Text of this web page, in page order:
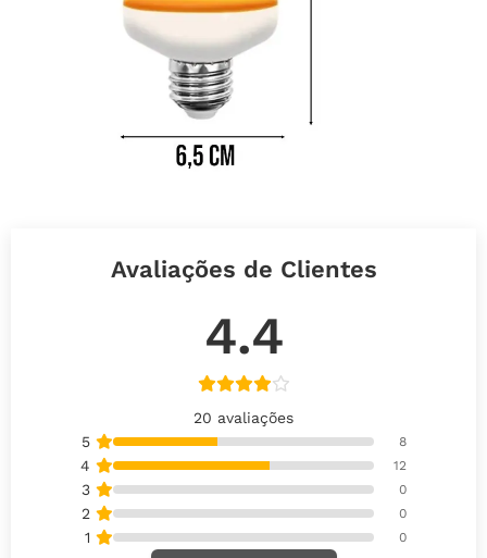
Avaliações de Clientes
4.4
20 avaliações
5
8
4 12
3 0
2 0
1 0